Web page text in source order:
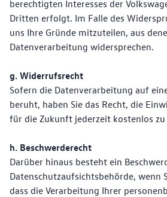
berechtigten Interesses der
Dritten erfolgt. Im Falle des
uns Ihre Gründe mitzuteilen, aus
Datenverarbeitung widersprechen.
g. Widerrufsrecht
Sofern die Datenverarbeitung auf
beruht, haben Sie das Recht, die
für die Zukunft jederzeit kostenlos
h. Beschwerderecht
Darüber hinaus besteht ein
Datenschutzaufsichtsbehörde, wenn
dass die Verarbeitung Ihrer